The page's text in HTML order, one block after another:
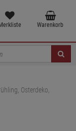
Merkliste Warenkorb
Osterdeko,